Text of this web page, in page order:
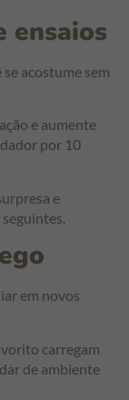
ensaios
acostume sem
e aumente
por 10
e
seguintes.
em novos
carregam
de ambiente